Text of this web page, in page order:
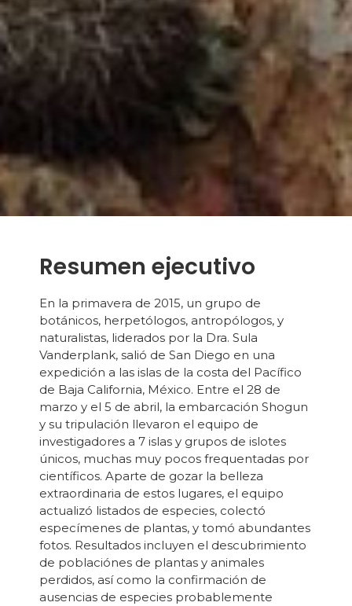
Resumen ejecutivo
En la primavera de 2015, un grupo de
botánicos, herpetólogos, antropólogos, y
naturalistas, liderados por la Dra. Sula
Vanderplank, salió de San Diego en una
expedición a las islas de la costa del Pacífico
de Baja California, México. Entre el 28 de
marzo y el 5 de abril, la embarcación Shogun
y su tripulación llevaron el equipo de
investigadores a 7 islas y grupos de islotes
únicos, muchas muy pocos frequentadas por
científicos. Aparte de gozar la belleza
extraordinaria de estos lugares, el equipo
actualizó listados de especies, colectó
especímenes de plantas, y tomó abundantes
fotos. Resultados incluyen el descubrimiento
de poblaciónes de plantas y animales
perdidos, así como la confirmación de
ausencias de especies probablemente